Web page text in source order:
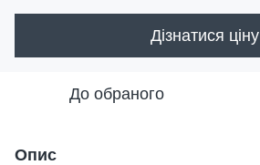
Дізнатися ціну
До обраного
Опис